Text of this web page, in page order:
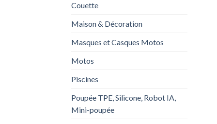
Couette
Maison & Décoration
Masques et Casques Motos
Motos
Piscines
Poupée TPE, Silicone, Robot IA,
Mini-poupée